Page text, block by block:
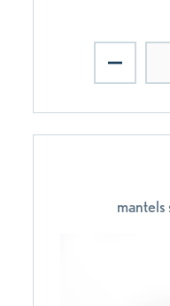
mantels